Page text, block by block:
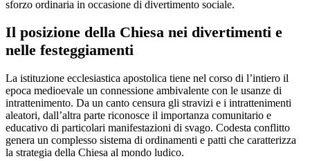
sforzo ordinaria in occasione di divertimento sociale.
Il posizione della Chiesa nei divertimenti e
nelle festeggiamenti
La istituzione ecclesiastica apostolica tiene nel corso di l’intiero il
epoca medioevale un connessione ambivalente con le usanze di
intrattenimento. Da un canto censura gli stravizi e i intrattenimenti
aleatori, dall’altra parte riconosce il importanza comunitario e
educativo di particolari manifestazioni di svago. Codesta conflitto
genera un complesso sistema di ordinamenti e patti che caratterizza
la strategia della Chiesa al mondo ludico.